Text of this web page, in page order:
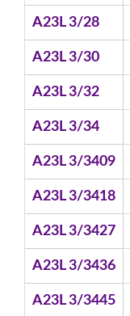
A23L 3/28
A23L 3/30
A23L 3/32
A23L 3/34
A23L 3/3409
A23L 3/3418
A23L 3/3427
A23L 3/3436
A23L 3/3445